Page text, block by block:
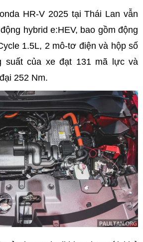
HR-V 2025 tại Thái Lan vẫn
hybrid e:HEV, bao gồm động
1.5L, 2 mô-tơ điện và hộp số
suất của xe đạt 131 mã lực và
252 Nm.